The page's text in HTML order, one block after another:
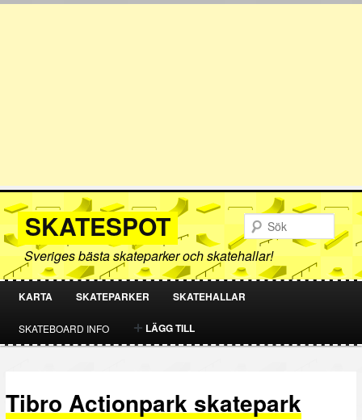
SKATESPOT
Sveriges bästa skateparker och skatehallar!
HOPPA
TILL
HOPPA
TILL
KARTA SKATEPARKER SKATEHALLAR
SKATEBOARD INFO LÄGG TILL
Tibro Actionpark skatepark